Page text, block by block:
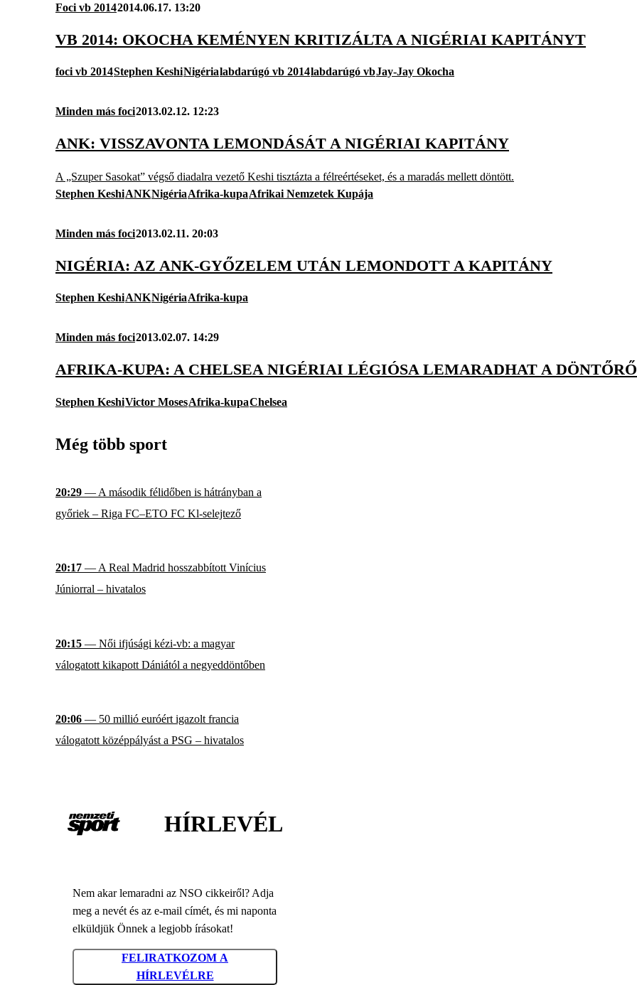
Foci vb 20142014.06.17. 13:20
VB 2014: OKOCHA KEMÉNYEN KRITIZÁLTA A NIGÉRIAI KAPITÁNYT
foci vb 2014Stephen KeshiNigérialabdarúgó vb 2014labdarúgó vbJay-Jay Okocha
Minden más foci2013.02.12. 12:23
ANK: VISSZAVONTA LEMONDÁSÁT A NIGÉRIAI KAPITÁNY
A „Szuper Sasokat” végső diadalra vezető Keshi tisztázta a félreértéseket, és a maradás mellett döntött.
Stephen KeshiANKNigériaAfrika-kupaAfrikai Nemzetek Kupája
Minden más foci2013.02.11. 20:03
NIGÉRIA: AZ ANK-GYŐZELEM UTÁN LEMONDOTT A KAPITÁNY
Stephen KeshiANKNigériaAfrika-kupa
Minden más foci2013.02.07. 14:29
AFRIKA-KUPA: A CHELSEA NIGÉRIAI LÉGIÓSA LEMARADHAT A
Stephen KeshiVictor MosesAfrika-kupaChelsea
Még több sport
20:29 — A második félidőben is hátrányban a
győriek – Riga FC–ETO FC Kl-selejtező
20:17 — A Real Madrid hosszabbított Vinícius
Júniorral – hivatalos
20:15 — Női ifjúsági kézi-vb: a magyar
válogatott kikapott Dániától a negyeddöntőben
20:06 — 50 millió euróért igazolt francia
válogatott középpályást a PSG – hivatalos
HÍRLEVÉL
Nem akar lemaradni az NSO cikkeiről? Adja
meg a nevét és az e-mail címét, és mi naponta
elküldjük Önnek a legjobb írásokat!
FELIRATKOZOM A
HÍRLEVÉLRE